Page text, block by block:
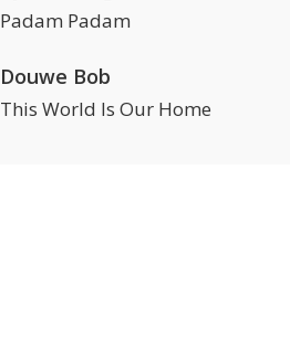
Padam Padam
Douwe Bob
This World Is Our Home